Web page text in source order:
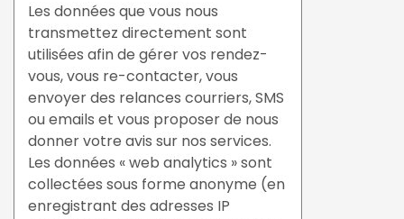
Les données que vous nous
transmettez directement sont
utilisées afin de gérer vos rendez-
vous, vous re-contacter, vous
envoyer des relances courriers, SMS
ou emails et vous proposer de nous
donner votre avis sur nos services.
Les données « web analytics » sont
collectées sous forme anonyme (en
enregistrant des adresses IP